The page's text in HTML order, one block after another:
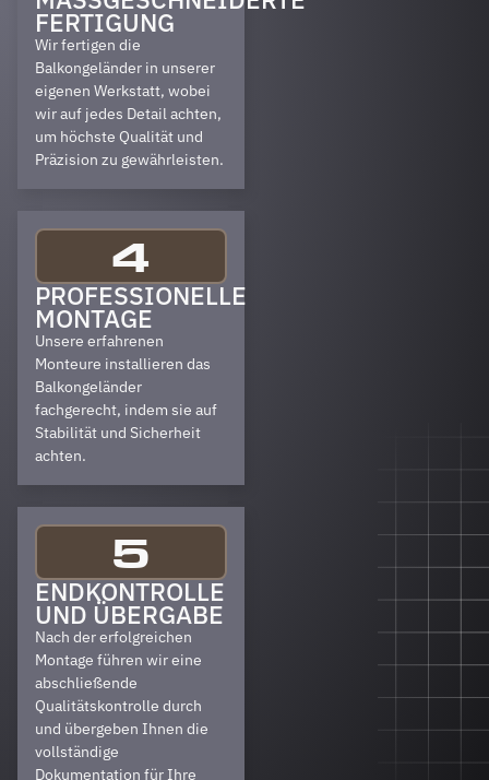
ERTIGUNG
Wir fertigen die
Balkongeländer in unserer
eigenen Werkstatt, wobei
wir auf jedes Detail achten,
um höchste Qualität und
Präzision zu gewährleisten.
4
PROFESSIONELLE
MONTAGE
Unsere erfahrenen
Monteure installieren das
Balkongeländer
fachgerecht, indem sie auf
Stabilität und Sicherheit
achten.
5
ENDKONTROLLE
UND ÜBERGABE
Nach der erfolgreichen
Montage führen wir eine
abschließende
Qualitätskontrolle durch
und übergeben Ihnen die
vollständige
Dokumentation für Ihre